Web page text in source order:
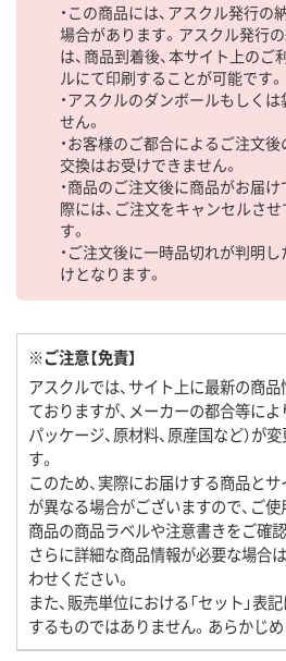
・この商品には、アスクル発行
場合があります。アスクル発行
は、商品到着後、本サイト上の
ルにて印刷することが可能です。
・アスクルのダンボールもしく
せん。
・お客様のご都合によるご注文後
交換はお受けできません。
・商品のご注文後に商品がお届
際には、ご注文をキャンセルさ
す。
・ご注文後に一時品切れが判明
けとなります。
※ご注意【免責】
アスクルでは、サイト上に最新の商
ておりますが、メーカーの都合等によ
パッケージ、原材料、原産国など）が
す。
このため、実際にお届けする商品と
が異なる場合がございますので、ご
商品の商品ラベルや注意書きをご確認
さらに詳細な商品情報が必要な場合
わせください。
また、販売単位における「セット」表
するものではありません。あらかじめ